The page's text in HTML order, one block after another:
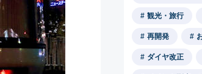
観光・旅行
再開発
ダイヤ改正